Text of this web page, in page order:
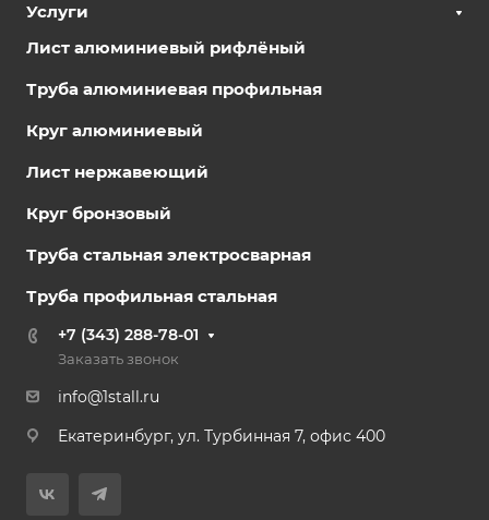
Услуги
Лист алюминиевый рифлёный
Труба алюминиевая профильная
Круг алюминиевый
Лист нержавеющий
Круг бронзовый
Труба стальная электросварная
Труба профильная стальная
+7 (343) 288-78-01
Заказать звонок
info@1stall.ru
Екатеринбург, ул. Турбинная 7, офис 400